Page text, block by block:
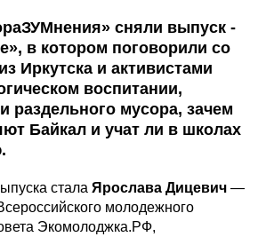
сняли выпуск -
в котором поговорили со
Иркутска и активистами
воспитании,
раздельного мусора, зачем
Байкал и учат ли в школах
стала Ярослава Дицевич —
молодежного
Экомолоджка.РФ,